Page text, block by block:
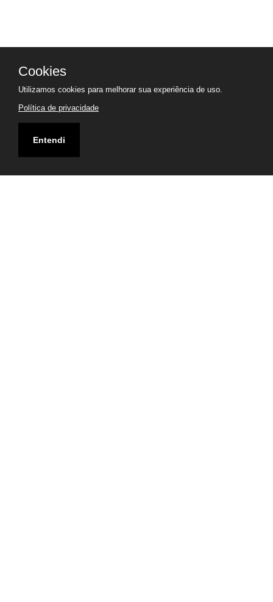
Cookies
Utilizamos cookies para melhorar sua experiência de uso.
Política de privacidade
Entendi